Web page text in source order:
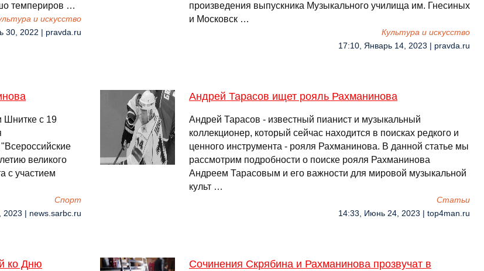
темпериров …
и искусство
30, 2022 | pravda.ru
произведения выпускника Музыкального училища им. Гнесиных
и Московск …
Культура и искусство
17:10, Январь 14, 2023 | pravda.ru
Шнитке с 19
великого
с участием
Спорт
2023 | news.sarbc.ru
Андрей Тарасов ищет рояль Рахманинова
Андрей Тарасов - известный пианист и музыкальный
коллекционер, который сейчас находится в поисках редкого и
ценного инструмента - рояля Рахманинова. В данной статье мы
рассмотрим подробности о поиске рояля Рахманинова
Андреем Тарасовым и его важности для мировой музыкальной
культ …
Cтатьи
14:33, Июнь 24, 2023 | top4man.ru
ко Дню
Сочинения Скрябина и Рахманинова прозвучат в